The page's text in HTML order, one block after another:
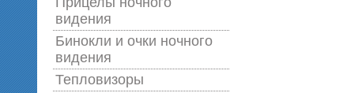
видения
Бинокли и очки ночного
видения
Тепловизоры